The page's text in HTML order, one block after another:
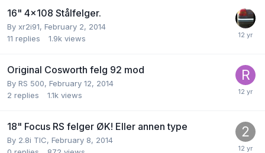
16" 4×108 Stålfelger.
By xr2i91, February 2, 2014
11 replies 1.9k views
Original Cosworth felg 92 mod
By RS 500, February 12, 2014
2 replies 1.1k views
18" Focus RS felger ØK! Eller annen type
By 2.8i TIC, February 8, 2014